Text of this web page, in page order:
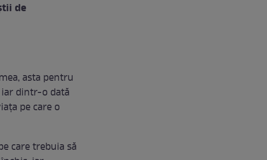
de
asta pentru
dintr-o dată
pe care o
care trebuia să